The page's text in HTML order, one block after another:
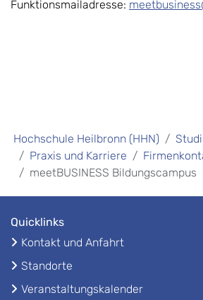
Funktionsmailadresse:
Hochschule Heilbronn (HHN)
Praxis und Karriere
meetBUSINESS Bildungscampus
Quicklinks
Kontakt und Anfahrt
Standorte
Veranstaltungskalender